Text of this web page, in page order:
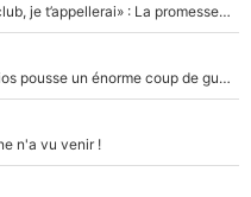
Mercato - OM - «Dès que je prends un club, je t’appellerai» : La promesse de Marcelino au moment de claquer la porte
Victime de racisme contre Murray, Kyrgios pousse un énorme coup de gueule !
n'a vu venir !